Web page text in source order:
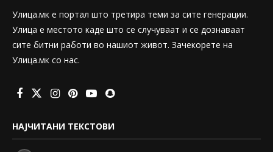
Улица.мк е портал што третира теми за сите генерации.
Улица е местото каде што се случуваат и се дознаваат
сите битни работи во нашиот живот. Зачекорете на
Улица.мк со нас.
НАЈЧИТАНИ ТЕКСТОВИ